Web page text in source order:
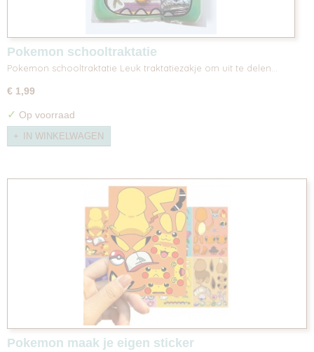
Pokemon schooltraktatie
Pokemon schooltraktatie Leuk traktatiezakje om uit te delen…
€ 1,99
✓ Op voorraad
IN WINKELWAGEN
Pokemon maak je eigen sticker